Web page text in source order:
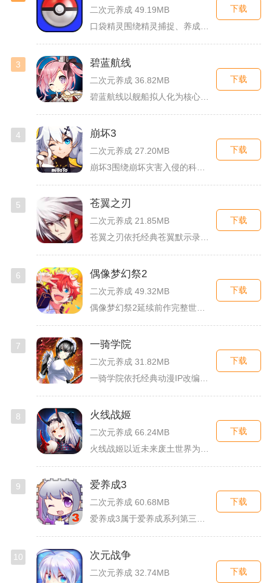
二次元养成 49.19MB
下载
3 碧蓝航线
二次元养成 36.82MB
下载
4 崩坏3
二次元养成 27.20MB
下载
5 苍翼之刃
二次元养成 21.85MB
苍翼之刃依托经典苍翼默示录IP打造横版指尖格斗手游，完整收录...
下载
6 偶像梦幻祭2
二次元养成 49.32MB
下载
7 一骑学院
二次元养成 31.82MB
下载
8 火线战姬
二次元养成 66.24MB
下载
9 爱养成3
二次元养成 60.68MB
爱养成3属于爱养成系列第三部单机模拟养成手游，故事依托天使堕...
下载
10 次元战争
二次元养成 32.74MB 下载